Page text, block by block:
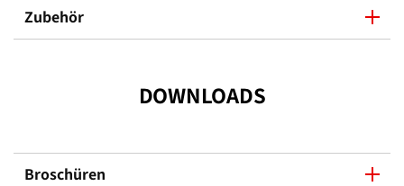
Zubehör
DOWNLOADS
Broschüren